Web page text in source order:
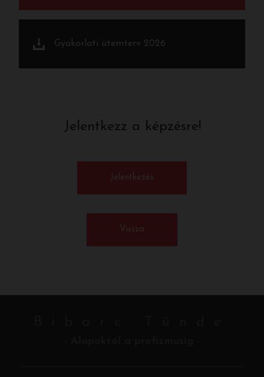
Gyakorlati ütemterv 2026
Jelentkezz a képzésre!
Jelentkezés
Vissza